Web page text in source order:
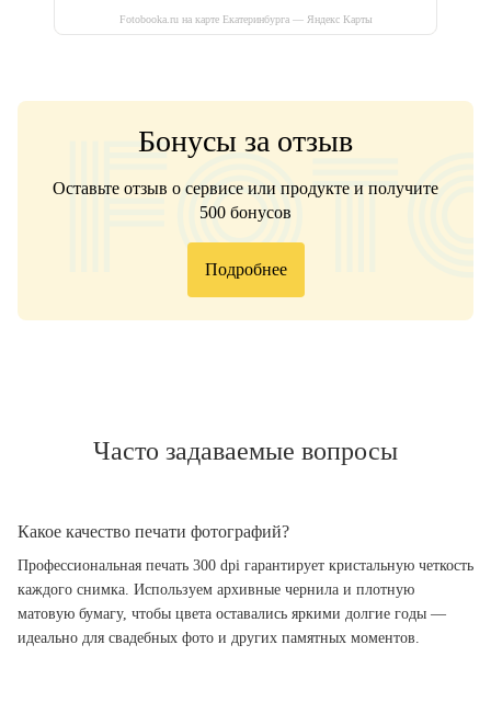
Fotobooka.ru на карте Екатеринбурга — Яндекс Карты
Бонусы за отзыв
Оставьте отзыв о сервисе или продукте и получите
500 бонусов
Подробнее
Часто задаваемые вопросы
Какое качество печати фотографий?
Профессиональная печать 300 dpi гарантирует кристальную четкость
каждого снимка. Используем архивные чернила и плотную
матовую бумагу, чтобы цвета оставались яркими долгие годы —
идеально для свадебных фото и других памятных моментов.